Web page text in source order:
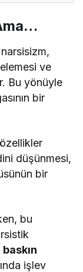
ve
Bu yönüyle
bir
düşünmesi,
bir
bu
işlev